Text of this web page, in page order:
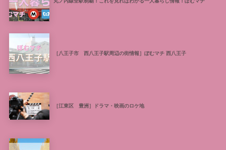
［八王子市 西八王子駅周辺の街情報］ぽむマチ 西八王子
［江東区 豊洲］ドラマ・映画のロケ地